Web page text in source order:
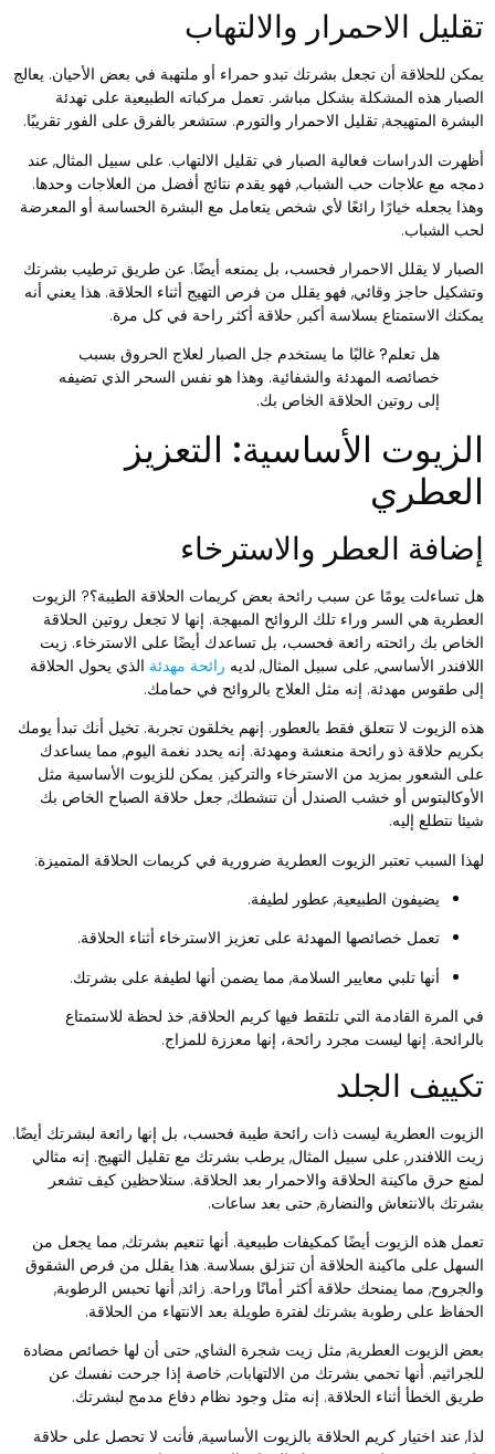
الاحمرار والالتهاب
للحلاقة أن تجعل بشرتك تبدو حمراء أو ملتهبة في بعض الأحيان. يعالج
هذه المشكلة بشكل مباشر. تعمل مركباته الطبيعية على تهدئة
المتهيجة, تقليل الاحمرار والتورم. ستشعر بالفرق على الفور تقريبًا.
الدراسات فعالية الصبار في تقليل الالتهاب. على سبيل المثال, عند
مع علاجات حب الشباب, فهو يقدم نتائج أفضل من العلاجات وحدها.
يجعله خيارًا رائعًا لأي شخص يتعامل مع البشرة الحساسة أو المعرضة
الشباب.
لا يقلل الاحمرار فحسب، بل يمنعه أيضًا. عن طريق ترطيب بشرتك
حاجز وقائي, فهو يقلل من فرص التهيج أثناء الحلاقة. هذا يعني أنه
الاستمتاع بسلاسة أكبر, حلاقة أكثر راحة في كل مرة.
هل تعلم?غالبًا ما يستخدم جل الصبار لعلاج الحروق بسبب
خصائصه المهدئة والشفائية. وهذا هو نفس السحر الذي تضيفه
إلى روتين الحلاقة الخاص بك.
الأساسية: التعزيز
العطر والاسترخاء
تساءلت يومًا عن سبب رائحة بعض كريمات الحلاقة الطيبة؟? الزيوت
هي السر وراء تلك الروائح المبهجة. إنها لا تجعل روتين الحلاقة
بك رائحته رائعة فحسب، بل تساعدك أيضًا على الاسترخاء. زيت
الأساسي, على سبيل المثال, لديهرائحة مهدئةالذي يحول الحلاقة
طقوس مهدئة. إنه مثل العلاج بالروائح في حمامك.
الزيوت لا تتعلق فقط بالعطور. إنهم يخلقون تجربة. تخيل أنك تبدأ يومك
حلاقة ذو رائحة منعشة ومهدئة. إنه يحدد نغمة اليوم, مما يساعدك
الشعور بمزيد من الاسترخاء والتركيز. يمكن للزيوت الأساسية مثل
أو خشب الصندل أن تنشطك, جعل حلاقة الصباح الخاص بك
نتطلع إليه.
السبب تعتبر الزيوت العطرية ضرورية في كريمات الحلاقة المتميزة:
يضيفون الطبيعية, عطور لطيفة.
تعمل خصائصها المهدئة على تعزيز الاسترخاء أثناء الحلاقة.
أنها تلبي معايير السلامة, مما يضمن أنها لطيفة على بشرتك.
المرة القادمة التي تلتقط فيها كريم الحلاقة, خذ لحظة للاستمتاع
إنها ليست مجرد رائحة، إنها معززة للمزاج.
الجلد
العطرية ليست ذات رائحة طيبة فحسب، بل إنها رائعة لبشرتك أيضًا.
اللافندر, على سبيل المثال, يرطب بشرتك مع تقليل التهيج. إنه مثالي
حرق ماكينة الحلاقة والاحمرار بعد الحلاقة. ستلاحظين كيف تشعر
بالانتعاش والنضارة, حتى بعد ساعات.
هذه الزيوت أيضًا كمكيفات طبيعية. أنها تنعيم بشرتك, مما يجعل من
على ماكينة الحلاقة أن تنزلق بسلاسة. هذا يقلل من فرص الشقوق
مما يمنحك حلاقة أكثر أمانًا وراحة. زائد, أنها تحبس الرطوبة,
على رطوبة بشرتك لفترة طويلة بعد الانتهاء من الحلاقة.
الزيوت العطرية, مثل زيت شجرة الشاي, حتى أن لها خصائص مضادة
أنها تحمي بشرتك من الالتهابات, خاصة إذا جرحت نفسك عن
الخطأ أثناء الحلاقة. إنه مثل وجود نظام دفاع مدمج لبشرتك.
عند اختيار كريم الحلاقة بالزيوت الأساسية, فأنت لا تحصل على حلاقة